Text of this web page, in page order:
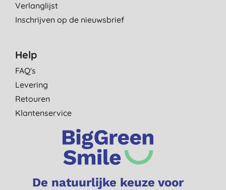
Verlanglijst
Inschrijven op de nieuwsbrief
Help
FAQ's
Levering
Retouren
Klantenservice
De natuurlijke keuze voor